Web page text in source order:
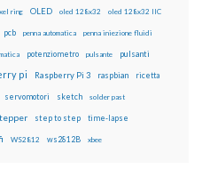
ring OLED oled 128x32 oled 128x32 IIC
pcb penna automatica penna iniezione fluidi
potenziometro pulsante pulsanti
pi Raspberry Pi 3 raspbian ricetta
servomotori sketch solder past
step to step time-lapse
WS2812 ws2812B xbee